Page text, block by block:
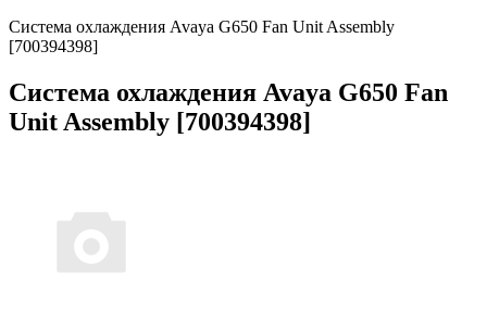
Система охлаждения Avaya G650 Fan Unit Assembly
[700394398]
Система охлаждения Avaya G650 Fan
Unit Assembly [700394398]